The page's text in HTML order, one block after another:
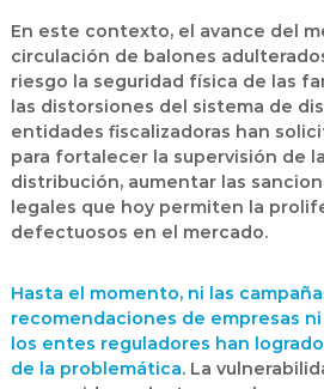
En este contexto, el avance del
circulación de balones
riesgo la seguridad física de las
las distorsiones del sistema de
entidades fiscalizadoras han
para fortalecer la supervisión de
distribución, aumentar las
legales que hoy permiten la
defectuosos en el mercado.
Hasta el momento, ni las
recomendaciones de empresas
los entes reguladores han
de la problemática. La